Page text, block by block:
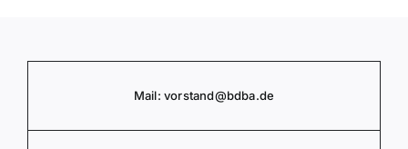
Mail:vorstand@bdba.de